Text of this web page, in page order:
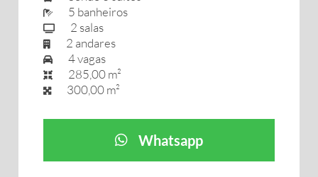
5 banheiros
2 salas
2 andares
4 vagas
285,00 m²
300,00 m²
Whatsapp